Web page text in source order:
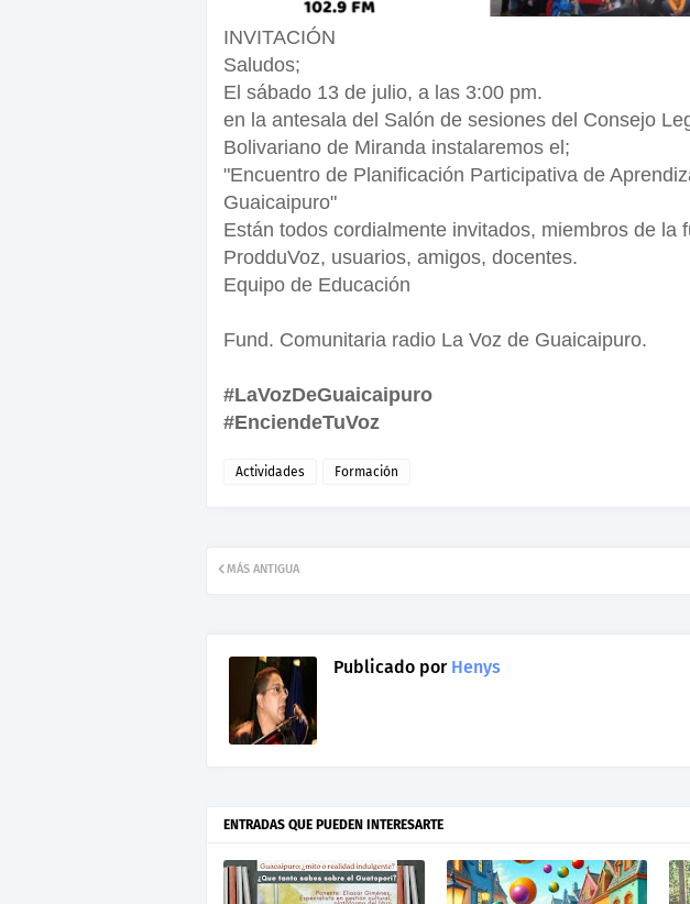
INVITACIÓN
Saludos;
El sábado 13 de julio, a las 3:00 pm.
en la antesala del Salón de sesiones del Consejo
Bolivariano de Miranda instalaremos el;
"Encuentro de Planificación Participativa de
Guaicaipuro"
Están todos cordialmente invitados, miembros de la
ProdduVoz, usuarios, amigos, docentes.
Equipo de Educación
Fund. Comunitaria radio La Voz de Guaicaipuro.
#LaVozDeGuaicaipuro
#EnciendeTuVoz
Actividades Formación
MÁS ANTIGUA
Publicado porHenys
ENTRADAS QUE PUEDEN INTERESARTE